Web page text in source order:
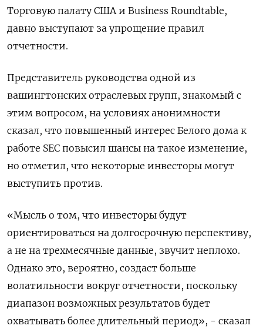
Торговую палату США и Business Roundtable,
давно выступают за упрощение правил
отчетности.
Представитель руководства одной из
вашингтонских отраслевых групп, знакомый с
этим вопросом, на условиях анонимности
сказал, что повышенный интерес Белого дома к
работе SEC повысил шансы на такое изменение,
но отметил, что некоторые инвесторы могут
выступить против.
«Мысль о том, что инвесторы будут
ориентироваться на долгосрочную перспективу,
а не на трехмесячные данные, звучит неплохо.
Однако это, вероятно, создаст больше
волатильности вокруг отчетности, поскольку
диапазон возможных результатов будет
охватывать более длительный период», - сказал